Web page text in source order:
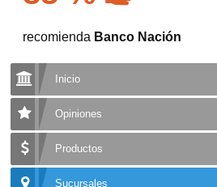
recomienda Banco Nación
Inicio
Opiniones
Productos
Sucursales